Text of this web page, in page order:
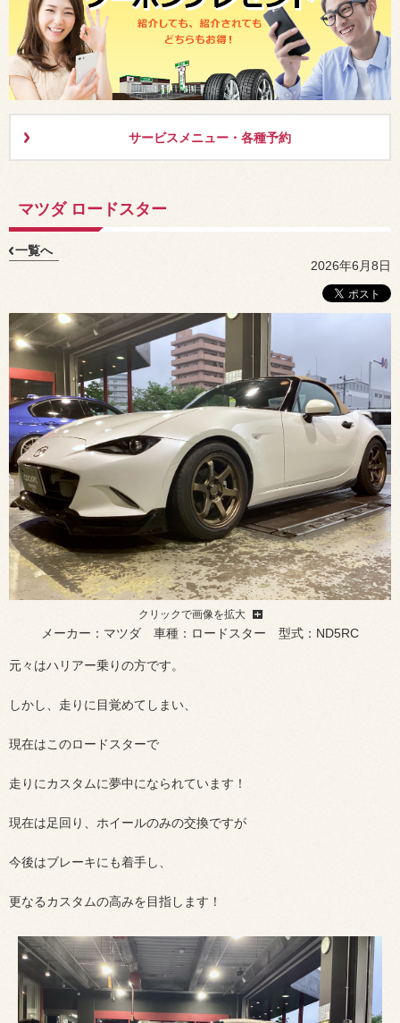
サービスメニュー・各種予約
マツダ ロードスター
一覧へ
2026年6月8日
クリックで画像を拡大
メーカー：マツダ 車種：ロードスター 型式：ND5RC
元々はハリアー乗りの方です。
しかし、走りに目覚めてしまい、
現在はこのロードスターで
走りにカスタムに夢中になられています！
現在は足回り、ホイールのみの交換ですが
今後はブレーキにも着手し、
更なるカスタムの高みを目指します！